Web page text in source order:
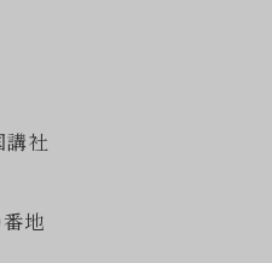
社
地